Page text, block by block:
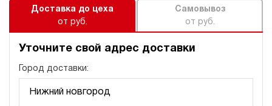
Доставка до цеха
от руб.
Самовывоз
от руб.
Уточните свой адрес доставки
Город доставки: